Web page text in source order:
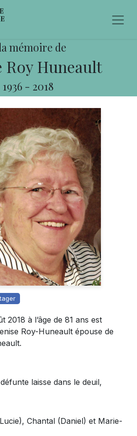
mémoire de
Roy Huneault
1936 - 2018
2018 à l’âge de 81 ans est
Roy-Huneault épouse de
laisse dans le deuil,
Chantal (Daniel) et Marie-